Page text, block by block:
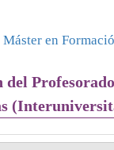
Máster en
del